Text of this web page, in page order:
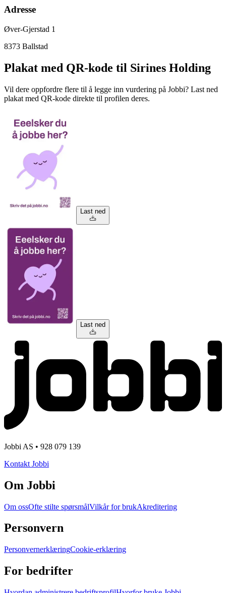
Adresse
Øver-Gjerstad 1
8373 Ballstad
Plakat med QR-kode til Sirines Holding
Vil dere oppfordre flere til å legge inn vurdering på Jobbi? Last ned
plakat med QR-kode direkte til profilen deres.
Last ned
Last ned
Jobbi AS • 928 079 139
Kontakt Jobbi
Om Jobbi
Om ossOfte stilte spørsmålVilkår for brukAkreditering
Personvern
PersonvernerklæringCookie-erklæring
For bedrifter